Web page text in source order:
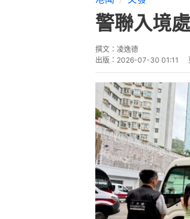
警聯入境
撰文： 凌逸德
出版： 2026-07-30 01:11